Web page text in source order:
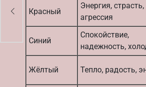
Красный
Энергия, страсть,
агрессия
Синий
Спокойствие,
надежность,
Жёлтый Тепло, радость,